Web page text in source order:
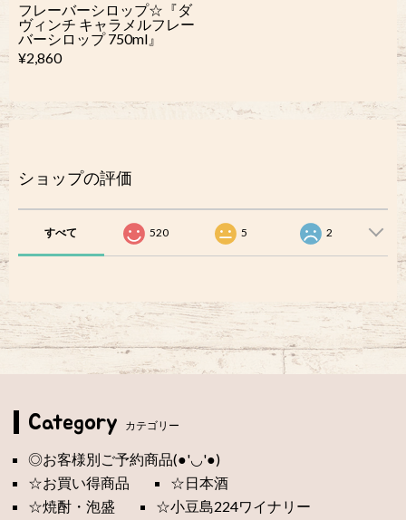
フレーバーシロップ☆『ダ
ヴィンチ キャラメルフレー
バーシロップ 750ml』
¥2,860
ショップの評価
すべて 520 5 2
Category カテゴリー
◎お客様別ご予約商品(●'◡'●)
☆お買い得商品
☆日本酒
☆焼酎・泡盛
☆小豆島224ワイナリー